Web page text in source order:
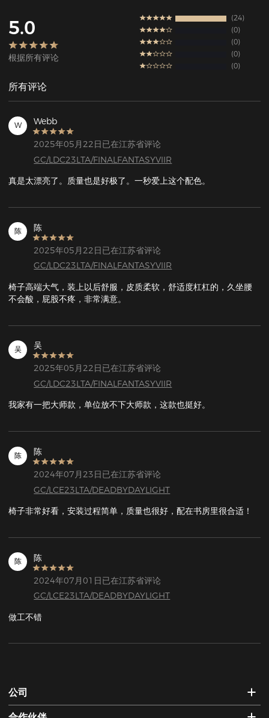
5.0
根据所有评论
24
0
0
0
0
所有评论
W Webb
2025年05月22日已在江苏省评论
GC/LDC23LTA/FINALFANTASYVIIR
真是太漂亮了。质量也是好极了。一秒爱上这个配色。
陈 陈
2025年05月22日已在江苏省评论
GC/LDC23LTA/FINALFANTASYVIIR
椅子高端大气，装上以后舒服，皮质柔软，舒适度杠杠的，久坐腰
不会酸，屁股不疼，非常满意。
吴 吴
2025年05月22日已在江苏省评论
GC/LDC23LTA/FINALFANTASYVIIR
我家有一把大师款，单位放不下大师款，这款也挺好。
陈 陈
2024年07月23日已在江苏省评论
GC/LCE23LTA/DEADBYDAYLIGHT
椅子非常好看，安装过程简单，质量也很好，配在书房里很合适！
陈 陈
2024年07月01日已在江苏省评论
GC/LCE23LTA/DEADBYDAYLIGHT
做工不错
公司